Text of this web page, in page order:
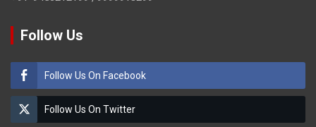
Follow Us
Follow Us On Facebook
Follow Us On Twitter